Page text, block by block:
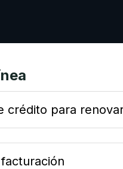
crédito para